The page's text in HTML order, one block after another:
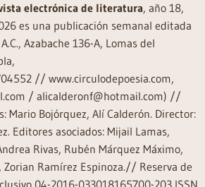
electrónica de literatura, año 18,
es una publicación semanal editada
Azabache 136-A, Lomas del
// www.circulodepoesia.com,
/ alicalderonf@hotmail.com) //
Mario Bojórquez, Alí Calderón. Director:
Editores asociados: Mijail Lamas,
Rivas, Rubén Márquez Máximo,
Zorian Ramírez Espinoza.// Reserva de